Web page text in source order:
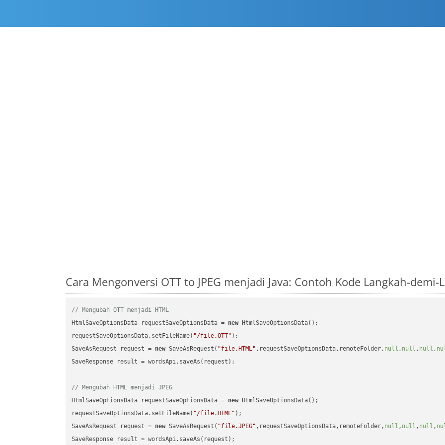
Cara Mengonversi OTT to JPEG menjadi Java: Contoh Kode Langkah-demi-
// Mengubah OTT menjadi HTML
HtmlSaveOptionsData requestSaveOptionsData = new HtmlSaveOptionsData();
requestSaveOptionsData.setFileName( "/file.OTT" );
SaveAsRequest request = new SaveAsRequest( "file.HTML" ,requestSaveOptionsData,remoteFolder, null , null , null ,
SaveResponse result = wordsApi.saveAs(request);
// Mengubah HTML menjadi JPEG
HtmlSaveOptionsData requestSaveOptionsData = new HtmlSaveOptionsData();
requestSaveOptionsData.setFileName( "/file.HTML" );
SaveAsRequest request = new SaveAsRequest( "file.JPEG" ,requestSaveOptionsData,remoteFolder, null , null , null ,